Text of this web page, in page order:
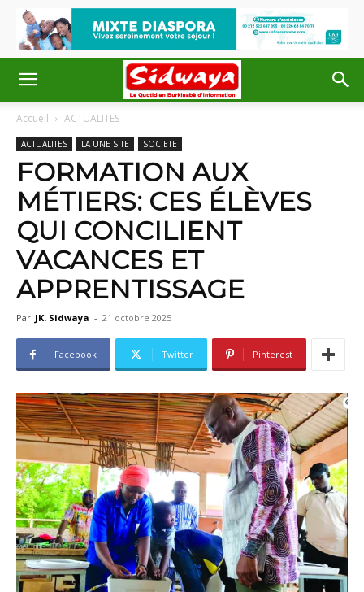
Accueil ACTUALITES
ACTUALITES LA UNE SITE SOCIETE
FORMATION AUX
MÉTIERS: CES ÉLÈVES
QUI CONCILIENT
VACANCES ET
APPRENTISSAGE
Par JK. Sidwaya - 21 octobre 2025
Facebook Twitter Pinterest